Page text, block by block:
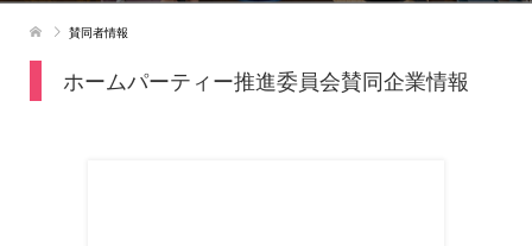
賛同者情報
ホームパーティー推進委員会賛同企業情報